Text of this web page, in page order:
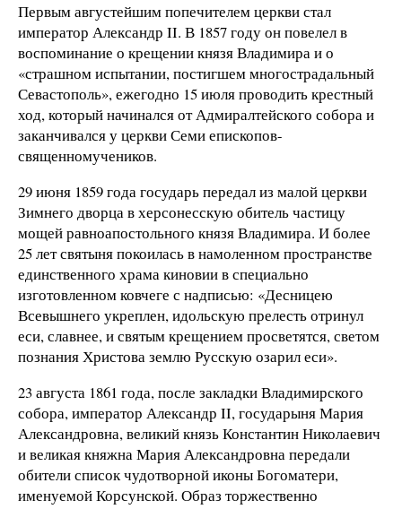
Первым августейшим попечителем церкви стал
император Александр II. В 1857 году он повелел в
воспоминание о крещении князя Владимира и о
«страшном испытании, постигшем многострадальный
Севастополь», ежегодно 15 июля проводить крестный
ход, который начинался от Адмиралтейского собора и
заканчивался у церкви Семи епископов-
священномучеников.
29 июня 1859 года государь передал из малой церкви
Зимнего дворца в херсонесскую обитель частицу
мощей равноапостольного князя Владимира. И более
25 лет святыня покоилась в намоленном пространстве
единственного храма киновии в специально
изготовленном ковчеге с надписью: «Десницею
Всевышнего укреплен, идольскую прелесть отринул
еси, славнее, и святым крещением просветятся, светом
познания Христова землю Русскую озарил еси».
23 августа 1861 года, после закладки Владимирского
собора, император Александр II, государыня Мария
Александровна, великий князь Константин Николаевич
и великая княжна Мария Александровна передали
обители список чудотворной иконы Богоматери,
именуемой Корсунской. Образ торжественно